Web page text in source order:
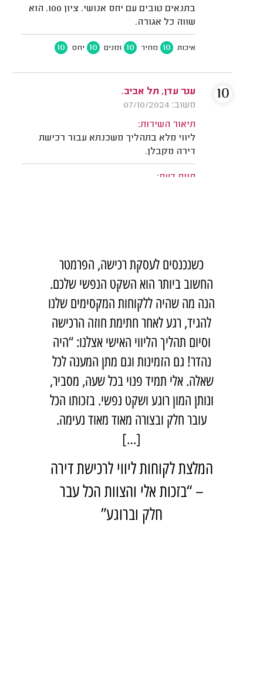
כשנכנסים לעסקת רכישה, הפרמטר
החשוב ביותר הוא השקט הנפשי שלכם.
הנה מה שהיה ללקוחות המקסימים שלנו
להגיד, רגע לאחר חתימת חוזה הרכישה
וסיום תהליך הליווי האישי אצלנו: “היה
נהדר! גם הזמינות וגם מתן המענה לכל
שאלה. אלי תמיד פנוי בכל שעה, מסביר,
ונותן המון רוגע ושקט נפשי. בזכותו הכל
עובר חלק ובצורה מאוד מאוד נעימה.
[…]
המלצת לקוחות ליווי לרכישת דירה
– “בזכות אלי והצוות הכל עבר
חלק וברוגע”